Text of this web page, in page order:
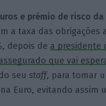
e prémio de risco
a taxa das obrigações
depois de a presidente
que vai
seu staff, para tomar
Euro, evitando assim